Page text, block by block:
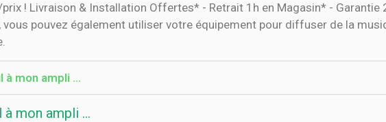
! Livraison & Installation Offertes* - Retrait 1h en Magasin* - Garantie
vous pouvez également utiliser votre équipement pour diffuser de la
mon ampli ...
mon ampli ...